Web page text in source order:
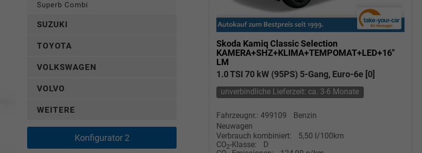
Skoda Kamiq Classic Selection
KAMERA+SHZ+KLIMA+TEMPOMAT+LED+16"
LM
1.0 TSI 70 kW (95PS) 5-Gang, Euro-6e [0]
unverbindliche Lieferzeit: ca. 3-6 Monate
Fahrzeugnr.: 499109
Benzin
Neuwagen
Verbrauch kombiniert:
5,50 l/100km
CO2-Klasse:
D
Superb Combi
SUZUKI
TOYOTA
VOLKSWAGEN
VOLVO
WEITERE
Konfigurator 2